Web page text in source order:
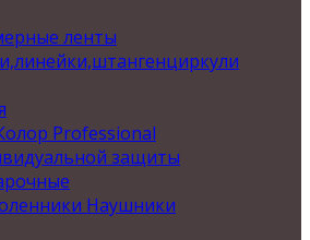
ленты
Professional
защиты
Наушники